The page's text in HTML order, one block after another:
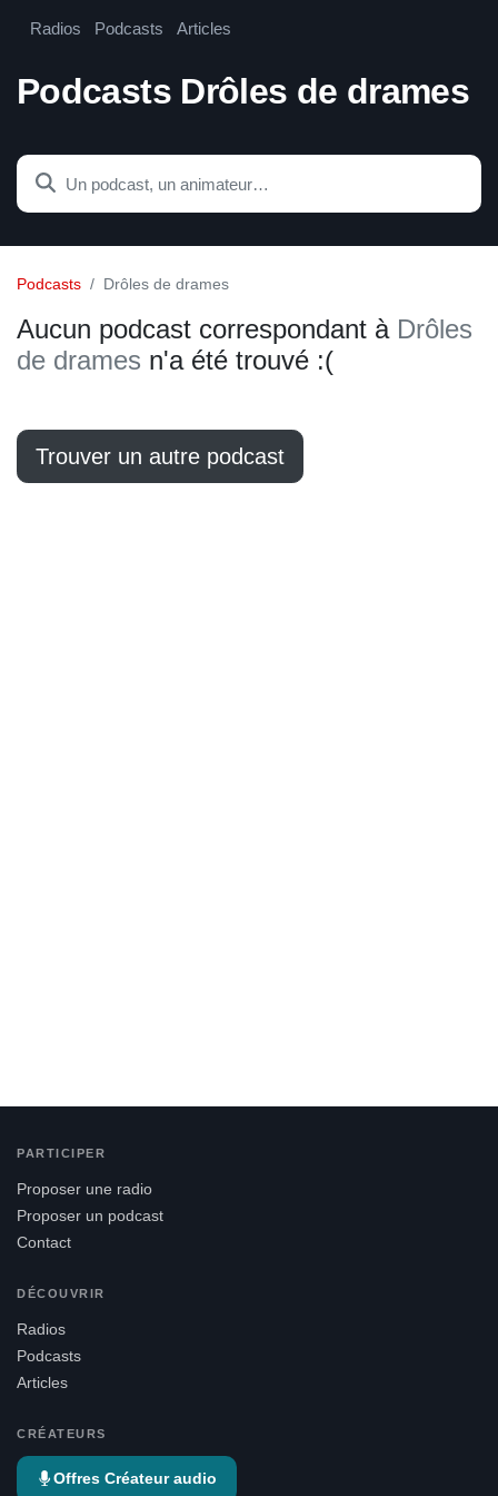
Radios Podcasts Articles
Podcasts Drôles de drames
Podcasts Drôles de drames
Aucun podcast correspondant à Drôles
de drames n'a été trouvé :(
Trouver un autre podcast
PARTICIPER
Proposer une radio
Proposer un podcast
Contact
DÉCOUVRIR
Radios
Podcasts
Articles
CRÉATEURS
Offres Créateur audio